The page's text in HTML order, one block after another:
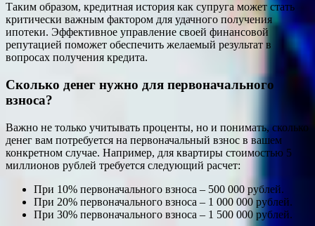
Таким образом, кредитная история как супруга может стать
критически важным фактором для удачного получения
ипотеки. Эффективное управление своей финансовой
репутацией поможет обеспечить желаемый результат в
вопросах получения кредита.
Сколько денег нужно для первоначального
взноса?
Важно не только учитывать проценты, но и понимать, сколько
денег вам потребуется на первоначальный взнос в вашем
конкретном случае. Например, для квартиры стоимостью 5
миллионов рублей требуется следующий расчет:
При 10% первоначального взноса – 500 000 рублей.
При 20% первоначального взноса – 1 000 000 рублей.
При 30% первоначального взноса – 1 500 000 рублей.